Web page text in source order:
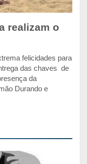
realizam o
felicidades para
das chaves de
da
Durando e